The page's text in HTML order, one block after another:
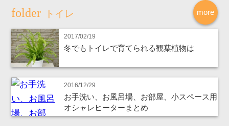
more
トイレ
2017/02/19
冬でもトイレで育てられる観葉植物は
2016/12/29
お手洗い、お風呂場、お部屋、小スペース用
オシャレヒーターまとめ